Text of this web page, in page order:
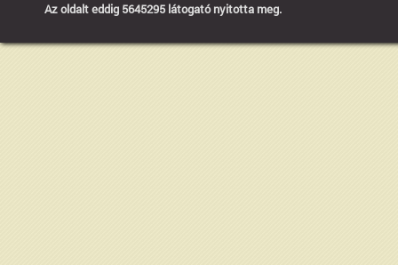
Az oldalt eddig 5645295 látogató nyitotta meg.